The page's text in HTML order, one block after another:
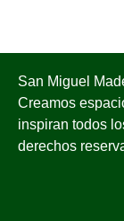
San Miguel
Creamos
inspiran todos
derechos